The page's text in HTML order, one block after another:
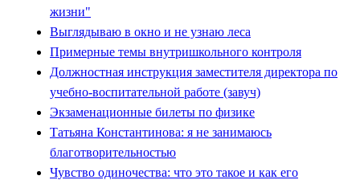
жизни"
Выглядываю в окно и не узнаю леса
Примерные темы внутришкольного контроля
Должностная инструкция заместителя директора по
учебно-воспитательной работе (завуч)
Экзаменационные билеты по физике
Татьяна Константинова: я не занимаюсь
благотворительностью
Чувство одиночества: что это такое и как его